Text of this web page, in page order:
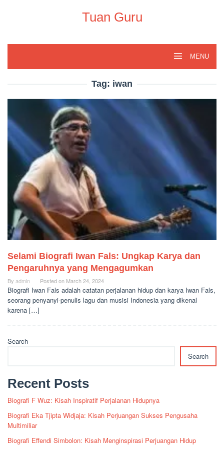
Tuan Guru
MENU
Tag: iwan
Selami Biografi Iwan Fals: Ungkap Karya dan
Pengaruhnya yang Mengagumkan
By admin Posted on March 24, 2024
Biografi Iwan Fals adalah catatan perjalanan hidup dan karya Iwan Fals,
seorang penyanyi-penulis lagu dan musisi Indonesia yang dikenal
karena […]
Search
Search
Recent Posts
Biografi F Wuz: Kisah Inspiratif Perjalanan Hidupnya
Biografi Eka Tjipta Widjaja: Kisah Perjuangan Sukses Pengusaha
Multimiliar
Biografi Effendi Simbolon: Kisah Menginspirasi Perjuangan Hidup